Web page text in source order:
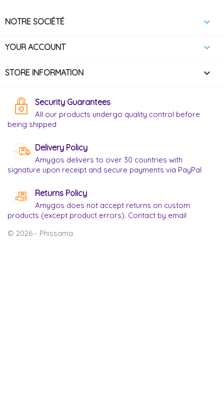
NOTRE SOCIÉTÉ 
YOUR ACCOUNT 
STORE INFORMATION keyboard_arrow_down
Security Guarantees
All our products undergo quality control before
being shipped
Delivery Policy
Amygos delivers to over 30 countries with
signature upon receipt and secure payments via PayPal
Returns Policy
Amygos does not accept returns on custom
products (except product errors). Contact by email
© 2026 - Phissama